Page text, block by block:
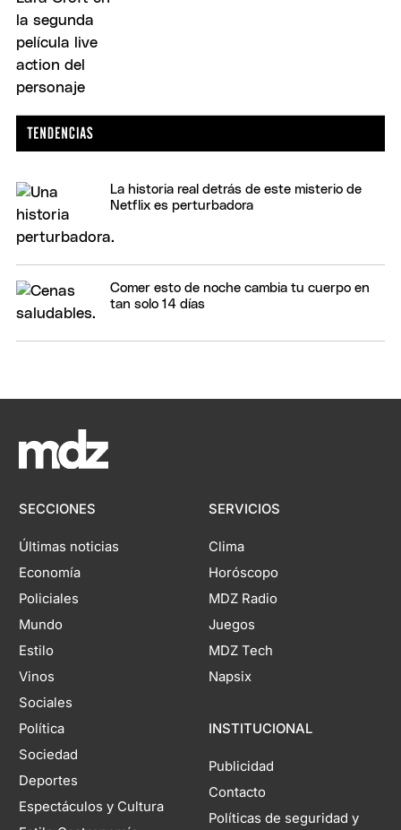
La historia real detrás de este misterio de
Netflix es perturbadora
Comer esto de noche cambia tu cuerpo en
tan solo 14 días
SECCIONES
Últimas noticias
Economía
Policiales
Mundo
Estilo
Vinos
Sociales
Política
Sociedad
Deportes
Espectáculos y Cultura
SERVICIOS
Clima
Horóscopo
MDZ Radio
Juegos
MDZ Tech
Napsix
INSTITUCIONAL
Publicidad
Contacto
Políticas de seguridad y